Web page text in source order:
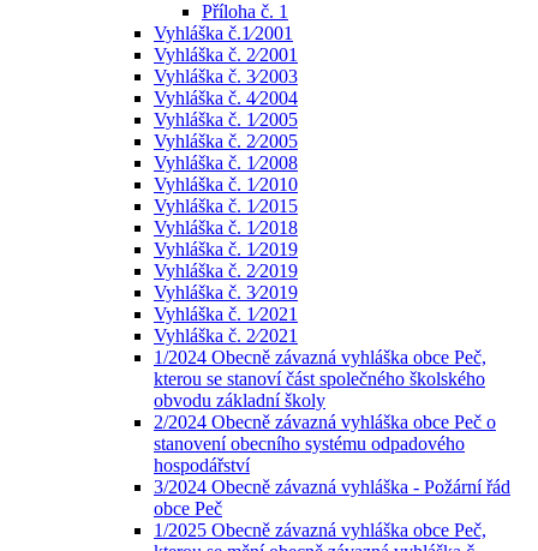
Příloha č. 1
Vyhláška č.1⁄2001
Vyhláška č. 2⁄2001
Vyhláška č. 3⁄2003
Vyhláška č. 4⁄2004
Vyhláška č. 1⁄2005
Vyhláška č. 2⁄2005
Vyhláška č. 1⁄2008
Vyhláška č. 1⁄2010
Vyhláška č. 1⁄2015
Vyhláška č. 1⁄2018
Vyhláška č. 1⁄2019
Vyhláška č. 2⁄2019
Vyhláška č. 3⁄2019
Vyhláška č. 1⁄2021
Vyhláška č. 2⁄2021
1/2024 Obecně závazná vyhláška obce Peč,
kterou se stanoví část společného školského
obvodu základní školy
2/2024 Obecně závazná vyhláška obce Peč o
stanovení obecního systému odpadového
hospodářství
3/2024 Obecně závazná vyhláška - Požární řád
obce Peč
1/2025 Obecně závazná vyhláška obce Peč,